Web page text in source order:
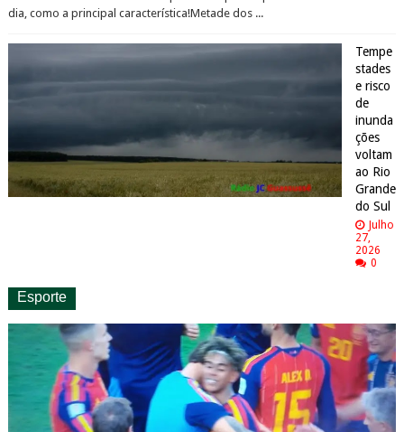
dia, como a principal característica!Metade dos ...
Tempe
stades
e risco
de
inunda
ções
voltam
ao Rio
Grande
do Sul
Julho
27,
2026
0
Esporte